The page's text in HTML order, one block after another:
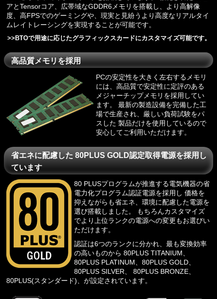
アとTensorコア、広帯域なGDDR6メモリを搭載し、より高解像
度、高FPSでのゲーミングや、現実と見紛うより高度なリアルタイ
ムレイトレーシングを実現することが可能です。
>>BTOで用途に応じたグラフィックスカードにカスタマイズ可能です。
高品質メモリを採用
PCの安定性を大きく左右するメモリ
には、高品質で安定性に定評のある
メジャーチップメモリを採用してい
ます。 最新の製造設備を完備した工
場で生産され、厳しい負荷試験をパ
スした 製品だけを使用しているので
安心してご利用いただけます。
省エネに配慮した 80PLUS GOLD認定取得電源を採用し
ています
80 PLUSプログラムが推進する電気機器の省
電力化プログラム認証電源を採用し 価格を
抑えながらも省エネ、環境に配慮した電源を
選び搭載しました。 もちろんカスタマイズ
でより上位ランクの電源への変更もお選びい
ただけます。
認証は6つのランクに分かれ、最も変換効率
の高いものから 80PLUS TITANIUM、
80PLUS PLATINUM、80PLUS GOLD、
80PLUS SILVER、 80PLUS BRONZE、
80PLUS(スタンダード)、が設定されています。